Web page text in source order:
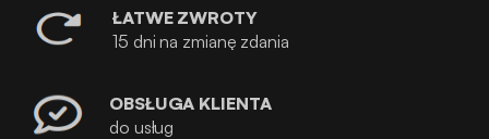
ŁATWE ZWROTY
15 dni na zmianę zdania
OBSŁUGA KLIENTA
do usług